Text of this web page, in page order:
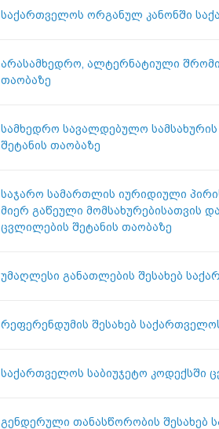
საქართველოს ორგანულ კანონში
არასამხედრო, ალტერნატიული
თაობაზე
სამხედრო სავალდებულო
შეტანის თაობაზე
საჯარო სამართლის იურიდიული
მიერ გაწეული მომსახურებისათვის
ცვლილების შეტანის თაობაზე
უმაღლესი განათლების შესახებ
რეფერენდუმის შესახებ
საქართველოს საბიუჯეტო კოდექსში
გენდერული თანასწორობის შესახებ